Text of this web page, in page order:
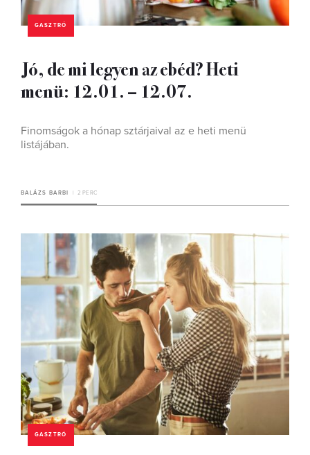
GASZTRÓ
Jó, de mi legyen az ebéd? Heti
menü: 12.01. – 12.07.
Finomságok a hónap sztárjaival az e heti menü
listájában.
BALÁZS BARBI 2 PERC
GASZTRÓ